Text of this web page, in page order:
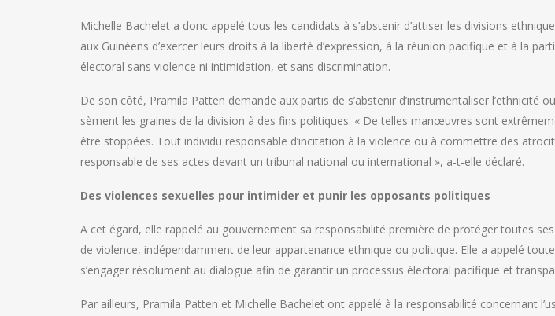
Michelle Bachelet a donc appelé tous les candidats à s’abstenir d’attiser les divisions
aux Guinéens d’exercer leurs droits à la liberté d’expression, à la réunion pacifique et à la
électoral sans violence ni intimidation, et sans discrimination.
De son côté, Pramila Patten demande aux partis de s’abstenir d’instrumentaliser l’ethnicité
sèment les graines de la division à des fins politiques. « De telles manœuvres sont
être stoppées. Tout individu responsable d’incitation à la violence ou à commettre des
responsable de ses actes devant un tribunal national ou international », a-t-elle déclaré.
Des violences sexuelles pour intimider et punir les opposants politiques
A cet égard, elle rappelé au gouvernement sa responsabilité première de protéger toutes
de violence, indépendamment de leur appartenance ethnique ou politique. Elle a appelé
s’engager résolument au dialogue afin de garantir un processus électoral pacifique et
Par ailleurs, Pramila Patten et Michelle Bachelet ont appelé à la responsabilité concernant